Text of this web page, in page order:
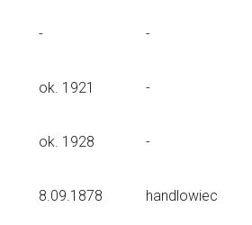
- -
ok. 1921 -
ok. 1928 -
8.09.1878 handlowiec